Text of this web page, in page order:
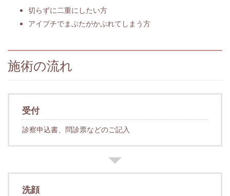
切らずに二重にしたい方
アイプチでまぶたがかぶれてしまう方
施術の流れ
受付
診察申込書、問診票などのご記入
洗顔